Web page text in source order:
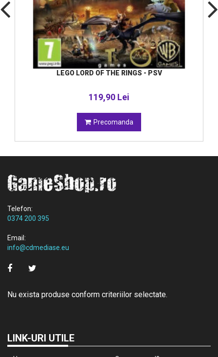
LEGO LORD OF THE RINGS - PSV
119,90 Lei
Precomanda
Telefon:
0374 200 395
Email:
info@cdmediase.eu
Nu exista produse conform criteriilor selectate.
LINK-URI UTILE